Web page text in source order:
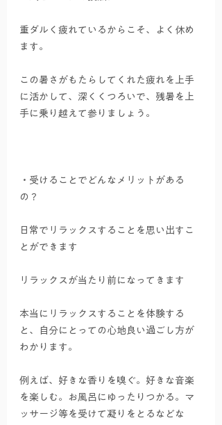
重ダルく疲れているからこそ、よく休め
ます。
この暑さがもたらしてくれた疲れを上手
に活かして、深くくつろいで、残暑を上
手に乗り越えて参りましょう。
・受けることでどんなメリットがある
の？
日常でリラックスすることを思い出すこ
とができます
リラックスが当たり前になってきます
本当にリラックスすることを体験する
と、自分にとっての心地良い過ごし方が
わかります。
例えば、好きな香りを嗅ぐ。好きな音楽
を楽しむ。お風呂にゆったりつかる。マ
ッサージ等を受けて凝りをとるなどな